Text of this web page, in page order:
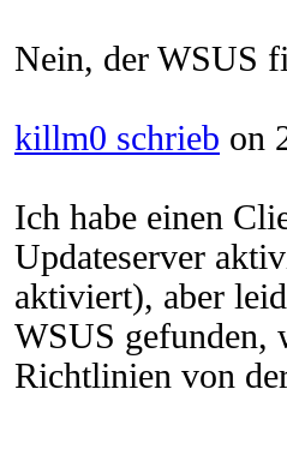
Nein, der WSUS
killm0 schrieb on
Ich habe einen
Updateserver
aktiviert), aber
WSUS gefunden,
Richtlinien von